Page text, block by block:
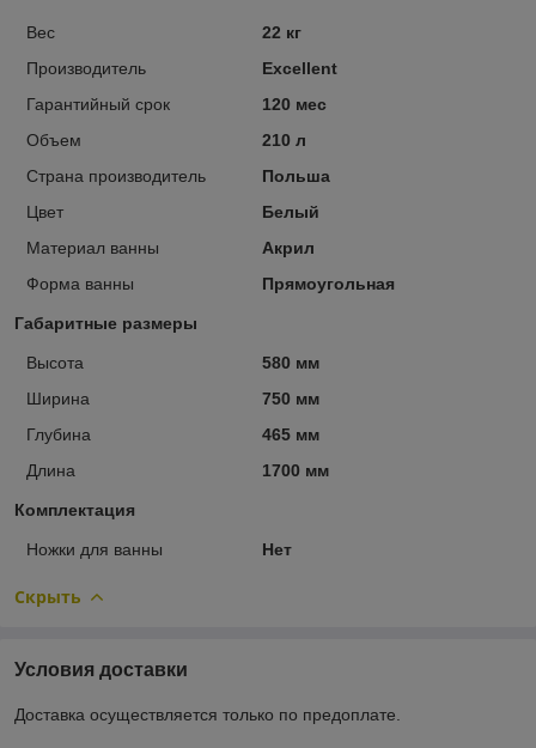
Вес
22 кг
Производитель
Excellent
Гарантийный срок
120 мес
Объем
210 л
Страна производитель
Польша
Цвет
Белый
Материал ванны
Акрил
Форма ванны
Прямоугольная
Габаритные размеры
Высота
580 мм
Ширина
750 мм
Глубина
465 мм
Длина
1700 мм
Комплектация
Ножки для ванны Нет
Скрыть
Условия доставки
Доставка осуществляется только по предоплате.